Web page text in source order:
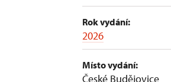
Rok vydání:
2026
Místo vydání:
České Budějovice